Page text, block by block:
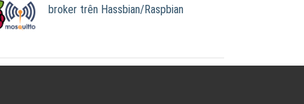
broker trên Hassbian/Raspbian